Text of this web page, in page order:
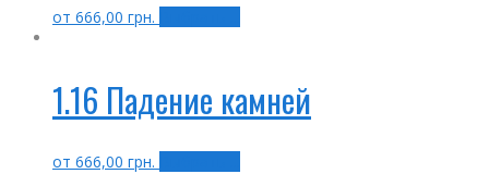
от 666,00 грн.
1.16 Падение камней
от 666,00 грн.